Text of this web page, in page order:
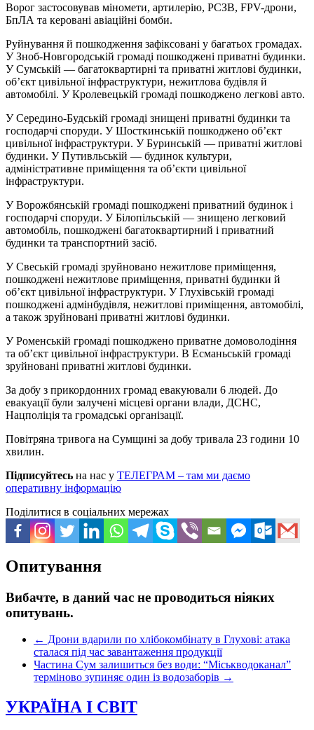
Ворог застосовував міномети, артилерію, РСЗВ, FPV-дрони,
БпЛА та керовані авіаційні бомби.
Руйнування й пошкодження зафіксовані у багатьох громадах.
У Зноб-Новгородській громаді пошкоджені приватні будинки.
У Сумській — багатоквартирні та приватні житлові будинки,
об’єкт цивільної інфраструктури, нежитлова будівля й
автомобілі. У Кролевецькій громаді пошкоджено легкові авто.
У Середино-Будській громаді знищені приватні будинки та
господарчі споруди. У Шосткинській пошкоджено об’єкт
цивільної інфраструктури. У Буринській — приватні житлові
будинки. У Путивльській — будинок культури,
адміністративне приміщення та об’єкти цивільної
інфраструктури.
У Ворожбянській громаді пошкоджені приватний будинок і
господарчі споруди. У Білопільській — знищено легковий
автомобіль, пошкоджені багатоквартирний і приватний
будинки та транспортний засіб.
У Свеській громаді зруйновано нежитлове приміщення,
пошкоджені нежитлове приміщення, приватні будинки й
об’єкт цивільної інфраструктури. У Глухівській громаді
пошкоджені адмінбудівля, нежитлові приміщення, автомобілі,
а також зруйновані приватні житлові будинки.
У Роменській громаді пошкоджено приватне домоволодіння
та об’єкт цивільної інфраструктури. В Есманьській громаді
зруйновані приватні житлові будинки.
За добу з прикордонних громад евакуювали 6 людей. До
евакуації були залучені місцеві органи влади, ДСНС,
Нацполіція та громадські організації.
Повітряна тривога на Сумщині за добу тривала 23 години 10
хвилин.
Підписуйтесь на нас у ТЕЛЕГРАМ – там ми даємо
оперативну інформацію
Поділитися в соціальних мережах
Опитування
Вибачте, в даний час не проводиться ніяких
опитувань.
← Дрони вдарили по хлібокомбінату в Глухові: атака
сталася під час завантаження продукції
Частина Сум залишиться без води: “Міськводоканал”
терміново зупиняє один із водозаборів →
УКРАЇНА І СВІТ